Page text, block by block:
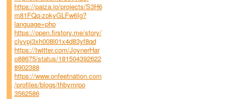
https://paiza.io/projects/S3H6
m81FQq-zokyGLFw6Ig?
language=php
https://open.firstory.me/story/
clyvpj3xh008l01x4d83yf8qd
https://twitter.com/JoynerHar
o88675/status/181504392622
8902388
https://www.onfeetnation.com
/profiles/blogs/thbymrpo
3562586